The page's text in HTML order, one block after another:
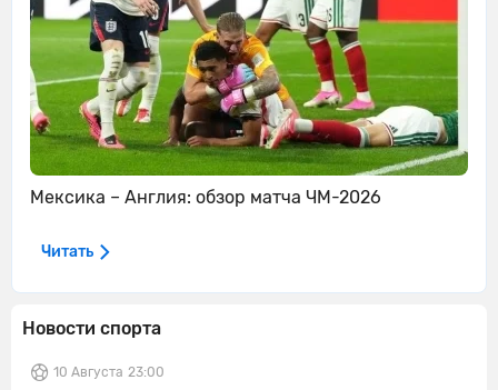
Новости спорта
10 Августа 23:00
Мексика – Англия: обзор матча ЧМ-2026
Читать